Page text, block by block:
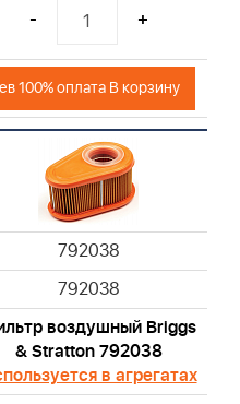
- +
100% оплата В корзину
792038
792038
воздушный Briggs
& Stratton 792038
в агрегатах